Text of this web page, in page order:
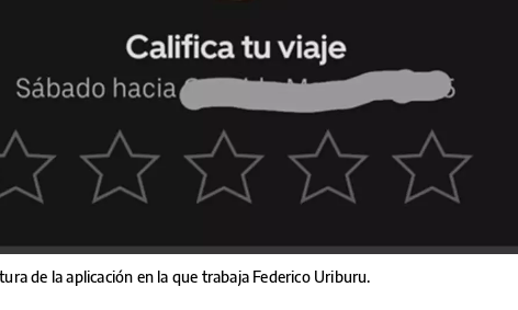
de la aplicación en la que trabaja Federico Uriburu.